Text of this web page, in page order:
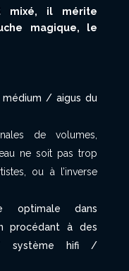
mixé, il mérite
magique, le
/ aigus du
de volumes,
ne soit pas trop
ou à l’inverse
optimale dans
procédant à des
/ système hifi /